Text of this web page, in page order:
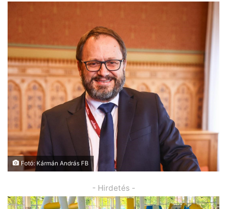
Fotó: Kármán András FB
- Hirdetés -